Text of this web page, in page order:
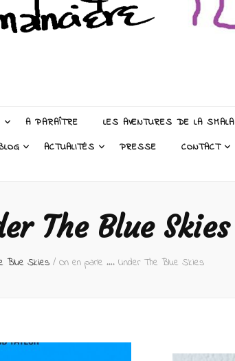
A PARAÎTRE LES AVENTURES DE LA SMALA
ACTUALITÉS PRESSE CONTACT
The Blue Skies
Blue Skies / On en parle …. Under The Blue Skies